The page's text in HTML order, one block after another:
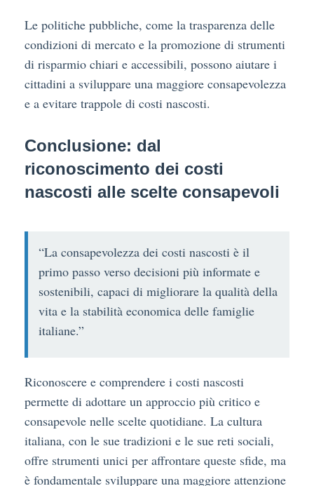
Le politiche pubbliche, come la trasparenza delle
condizioni di mercato e la promozione di strumenti
di risparmio chiari e accessibili, possono aiutare i
cittadini a sviluppare una maggiore consapevolezza
e a evitare trappole di costi nascosti.
Conclusione: dal
riconoscimento dei costi
nascosti alle scelte consapevoli
“La consapevolezza dei costi nascosti è il
primo passo verso decisioni più informate e
sostenibili, capaci di migliorare la qualità della
vita e la stabilità economica delle famiglie
italiane.”
Riconoscere e comprendere i costi nascosti
permette di adottare un approccio più critico e
consapevole nelle scelte quotidiane. La cultura
italiana, con le sue tradizioni e le sue reti sociali,
offre strumenti unici per affrontare queste sfide, ma
è fondamentale sviluppare una maggiore attenzione